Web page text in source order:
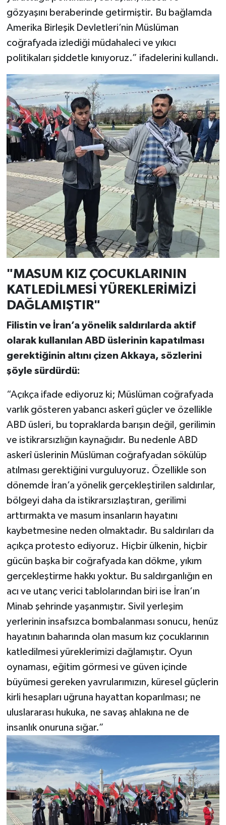
gözyaşını beraberinde getirmiştir. Bu bağlamda
Amerika Birleşik Devletleri’nin Müslüman
coğrafyada izlediği müdahaleci ve yıkıcı
politikaları şiddetle kınıyoruz.” ifadelerini kullandı.
"MASUM KIZ ÇOCUKLARININ
KATLEDİLMESİ YÜREKLERİMİZİ
DAĞLAMIŞTIR"
Filistin ve İran’a yönelik saldırılarda aktif
olarak kullanılan ABD üslerinin kapatılması
gerektiğinin altını çizen Akkaya, sözlerini
şöyle sürdürdü:
“Açıkça ifade ediyoruz ki; Müslüman coğrafyada
varlık gösteren yabancı askerî güçler ve özellikle
ABD üsleri, bu topraklarda barışın değil, gerilimin
ve istikrarsızlığın kaynağıdır. Bu nedenle ABD
askerî üslerinin Müslüman coğrafyadan sökülüp
atılması gerektiğini vurguluyoruz. Özellikle son
dönemde İran’a yönelik gerçekleştirilen saldırılar,
bölgeyi daha da istikrarsızlaştıran, gerilimi
arttırmakta ve masum insanların hayatını
kaybetmesine neden olmaktadır. Bu saldırıları da
açıkça protesto ediyoruz. Hiçbir ülkenin, hiçbir
gücün başka bir coğrafyada kan dökme, yıkım
gerçekleştirme hakkı yoktur. Bu saldırganlığın en
acı ve utanç verici tablolarından biri ise İran’ın
Minab şehrinde yaşanmıştır. Sivil yerleşim
yerlerinin insafsızca bombalanması sonucu, henüz
hayatının baharında olan masum kız çocuklarının
katledilmesi yüreklerimizi dağlamıştır. Oyun
oynaması, eğitim görmesi ve güven içinde
büyümesi gereken yavrularımızın, küresel güçlerin
kirli hesapları uğruna hayattan koparılması; ne
uluslararası hukuka, ne savaş ahlakına ne de
insanlık onuruna sığar.”